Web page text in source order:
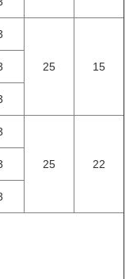
25 15
25 22